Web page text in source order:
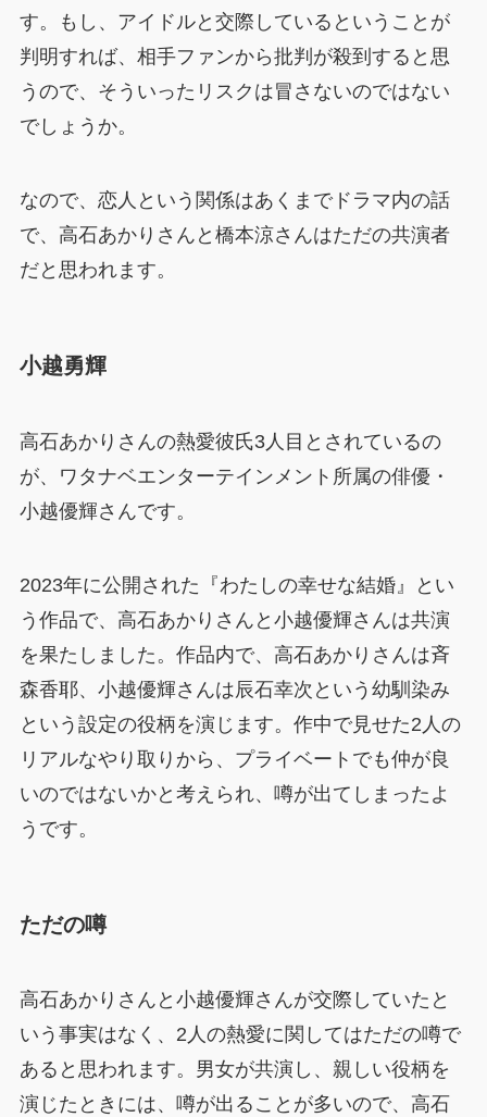
す。もし、アイドルと交際しているということが
判明すれば、相手ファンから批判が殺到すると思
うので、そういったリスクは冒さないのではない
でしょうか。
なので、恋人という関係はあくまでドラマ内の話
で、高石あかりさんと橋本涼さんはただの共演者
だと思われます。
小越勇輝
高石あかりさんの熱愛彼氏3人目とされているの
が、ワタナベエンターテインメント所属の俳優・
小越優輝さんです。
2023年に公開された『わたしの幸せな結婚』とい
う作品で、高石あかりさんと小越優輝さんは共演
を果たしました。作品内で、高石あかりさんは斉
森香耶、小越優輝さんは辰石幸次という幼馴染み
という設定の役柄を演じます。作中で見せた2人の
リアルなやり取りから、プライベートでも仲が良
いのではないかと考えられ、噂が出てしまったよ
うです。
ただの噂
高石あかりさんと小越優輝さんが交際していたと
いう事実はなく、2人の熱愛に関してはただの噂で
あると思われます。男女が共演し、親しい役柄を
演じたときには、噂が出ることが多いので、高石